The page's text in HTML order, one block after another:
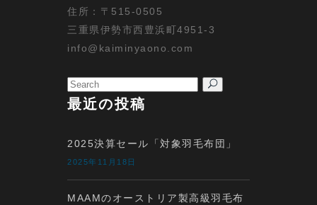
住所：〒515-0505
三重県伊勢市西豊浜町4951-3
info@kaiminyaono.com
Search
for:
最近の投稿
2025決算セール「対象羽毛布団」
2025年11月18日
MAAMのオーストリア製高級羽毛布